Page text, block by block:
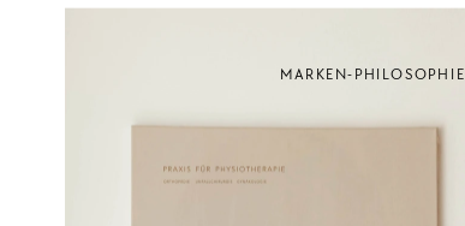
MARKEN-PHILOSOPHIE